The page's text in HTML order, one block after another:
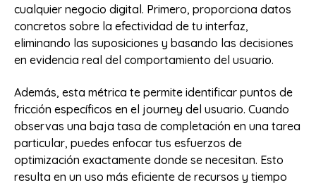
cualquier negocio digital. Primero, proporciona datos
concretos sobre la efectividad de tu interfaz,
eliminando las suposiciones y basando las decisiones
en evidencia real del comportamiento del usuario.
Además, esta métrica te permite identificar puntos de
fricción específicos en el journey del usuario. Cuando
observas una baja tasa de completación en una tarea
particular, puedes enfocar tus esfuerzos de
optimización exactamente donde se necesitan. Esto
resulta en un uso más eficiente de recursos y tiempo